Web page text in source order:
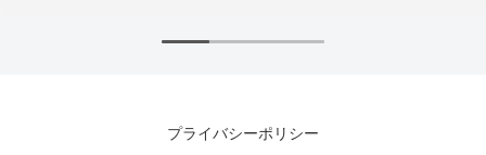
プライバシーポリシー